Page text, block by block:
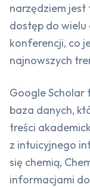
narzędziem jest
dostęp do wielu
konferencji, co
najnowszych
Google Scholar
baza danych,
treści
z intuicyjnego
się chemią,
informacjami